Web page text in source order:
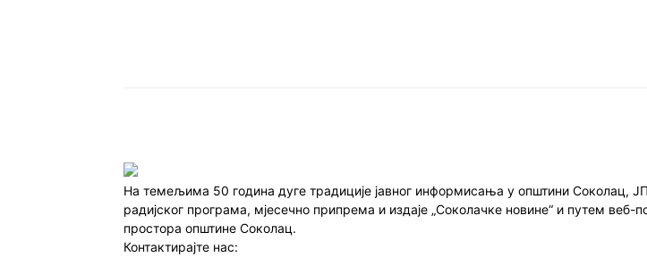
На темељима 50 година дуге традиције јавног информисања у општини Соколац,
радијског програма, мјесечно припрема и издаје „Соколачке новине“ и путем
простора општине Соколац.
Контактирајте нас: